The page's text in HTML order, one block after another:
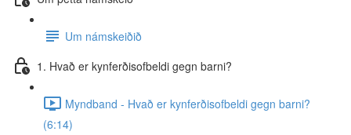
Um námskeiðið
1. Hvað er kynferðisofbeldi gegn barni?
Myndband - Hvað er kynferðisofbeldi gegn barni?
(6:14)